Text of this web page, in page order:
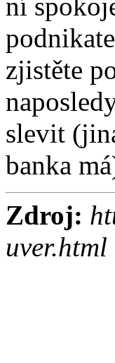
zjistěte
slevit
banka
Zdroj:
uver.html